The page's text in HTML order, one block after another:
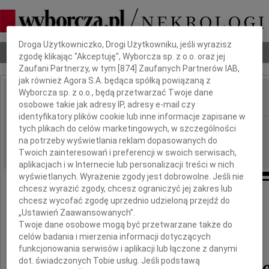
Nekrologi Odeszli Poradnik pogrzebowy
IMIĘ I NAZWISKO:
REGION: Częstochowa
DATA EMISJI: 20.01.2017
Za przyjaźń, bliskość i okazane współczucie
Dbamy o Twoją prywatność
Droga Użytkowniczko, Drogi Użytkowniku, jeśli wyrazisz
zgodę klikając "Akceptuję", Wyborcza sp. z o.o. oraz jej
Zaufani Partnerzy, w tym [874 ] Zaufanych Partnerów IAB,
jak również Agora S.A. będąca spółką powiązaną z
Wyborcza sp. z o.o., będą przetwarzać Twoje dane
osobowe takie jak adresy IP, adresy e-mail czy
identyfikatory plików cookie lub inne informacje zapisane w
tych plikach do celów marketingowych, w szczególności
na potrzeby wyświetlania reklam dopasowanych do
Twoich zainteresowań i preferencji w swoich serwisach,
aplikacjach i w Internecie lub personalizacji treści w nich
wyświetlanych. Wyrażenie zgody jest dobrowolne. Jeśli nie
chcesz wyrazić zgody, chcesz ograniczyć jej zakres lub
chcesz wycofać zgodę uprzednio udzieloną przejdź do
„Ustawień Zaawansowanych”.
Twoje dane osobowe mogą być przetwarzane także do
celów badania i mierzenia informacji dotyczących
funkcjonowania serwisów i aplikacji lub łączone z danymi
dot. świadczonych Tobie usług. Jeśli podstawą